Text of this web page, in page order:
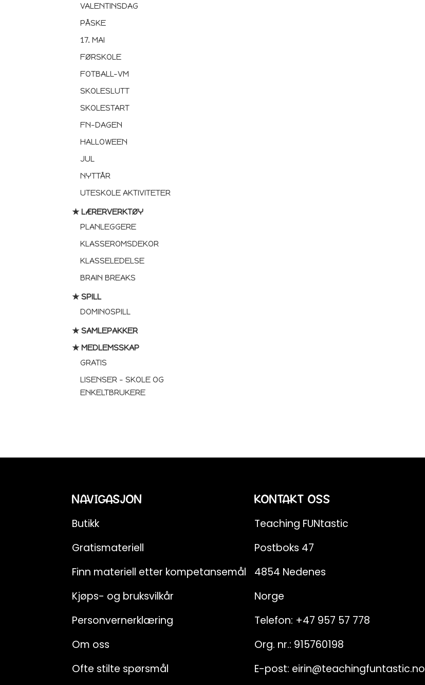
VALENTINSDAG
PÅSKE
17. MAI
FØRSKOLE
FOTBALL-VM
SKOLESLUTT
SKOLESTART
FN-DAGEN
HALLOWEEN
JUL
NYTTÅR
UTESKOLE AKTIVITETER
★ LÆRERVERKTØY
PLANLEGGERE
KLASSEROMSDEKOR
KLASSELEDELSE
BRAIN BREAKS
★ SPILL
DOMINOSPILL
★ SAMLEPAKKER
★ MEDLEMSSKAP
GRATIS
LISENSER – SKOLE OG
ENKELTBRUKERE
NAVIGASJON
Butikk
Gratismateriell
Finn materiell etter kompetansemål
Kjøps- og bruksvilkår
Personvernerklæring
Om oss
Ofte stilte spørsmål
KONTAKT OSS
Teaching FUNtastic
Postboks 47
4854 Nedenes
Norge
Telefon: +47 957 57 778
Org. nr.: 915760198
E-post: eirin@teachingfuntastic.no